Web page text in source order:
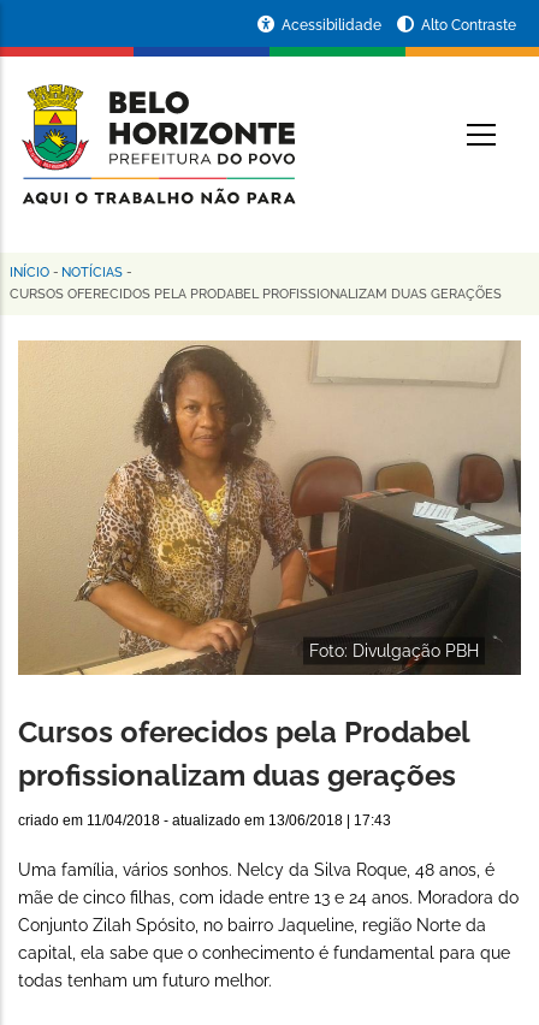
conteúdo
principal
da
Prefeitura
de
Horizonte
Acessibilidade Alto Contraste
Trilha
INÍCIO - NOTÍCIAS -
CURSOS OFERECIDOS PELA PRODABEL PROFISSIONALIZAM DUAS GERAÇÕES
Foto: Divulgação PBH
Cursos oferecidos pela Prodabel
profissionalizam duas gerações
criado em 11/04/2018 - atualizado em 13/06/2018 | 17:43
Uma família, vários sonhos. Nelcy da Silva Roque, 48 anos, é
mãe de cinco filhas, com idade entre 13 e 24 anos. Moradora do
Conjunto Zilah Spósito, no bairro Jaqueline, região Norte da
capital, ela sabe que o conhecimento é fundamental para que
todas tenham um futuro melhor.